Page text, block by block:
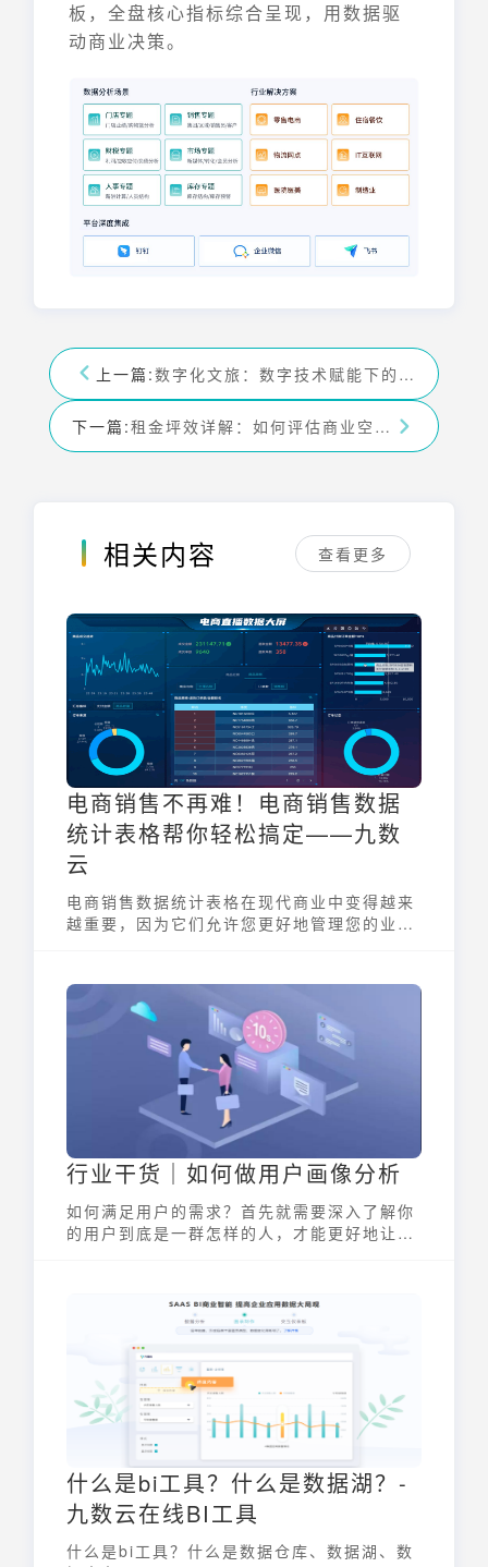
板，全盘核心指标综合呈现，用数据驱
动商业决策。
上一篇: 数字化文旅：数字技术赋能下的文化旅游新体验
下一篇: 租金坪效详解：如何评估商业空间的盈利能力
相关内容 查看更多
电商销售不再难！电商销售数据
统计表格帮你轻松搞定——九数
云
电商销售数据统计表格在现代商业中变得越来
越重要，因为它们允许您更好地管理您的业
行业干货｜如何做用户画像分析
如何满足用户的需求？首先就需要深入了解你
的用户到底是一群怎样的人，才能更好地让产
什么是bi工具？什么是数据湖？-
九数云在线BI工具
什么是bi工具？什么是数据仓库、数据湖、数